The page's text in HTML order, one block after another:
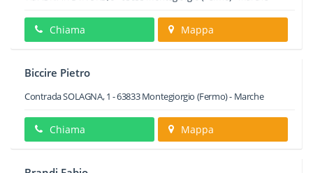
Chiama Mappa
Biccire Pietro
Contrada SOLAGNA, 1 -63833 Montegiorgio (Fermo) - Marche
Chiama Mappa